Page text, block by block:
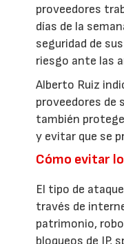
proveedores
días de la
seguridad de
riesgo ante las
Alberto Ruiz
proveedores de
también
y evitar que se
Cómo evitar
El tipo de
través de
patrimonio,
bloqueos de IP,